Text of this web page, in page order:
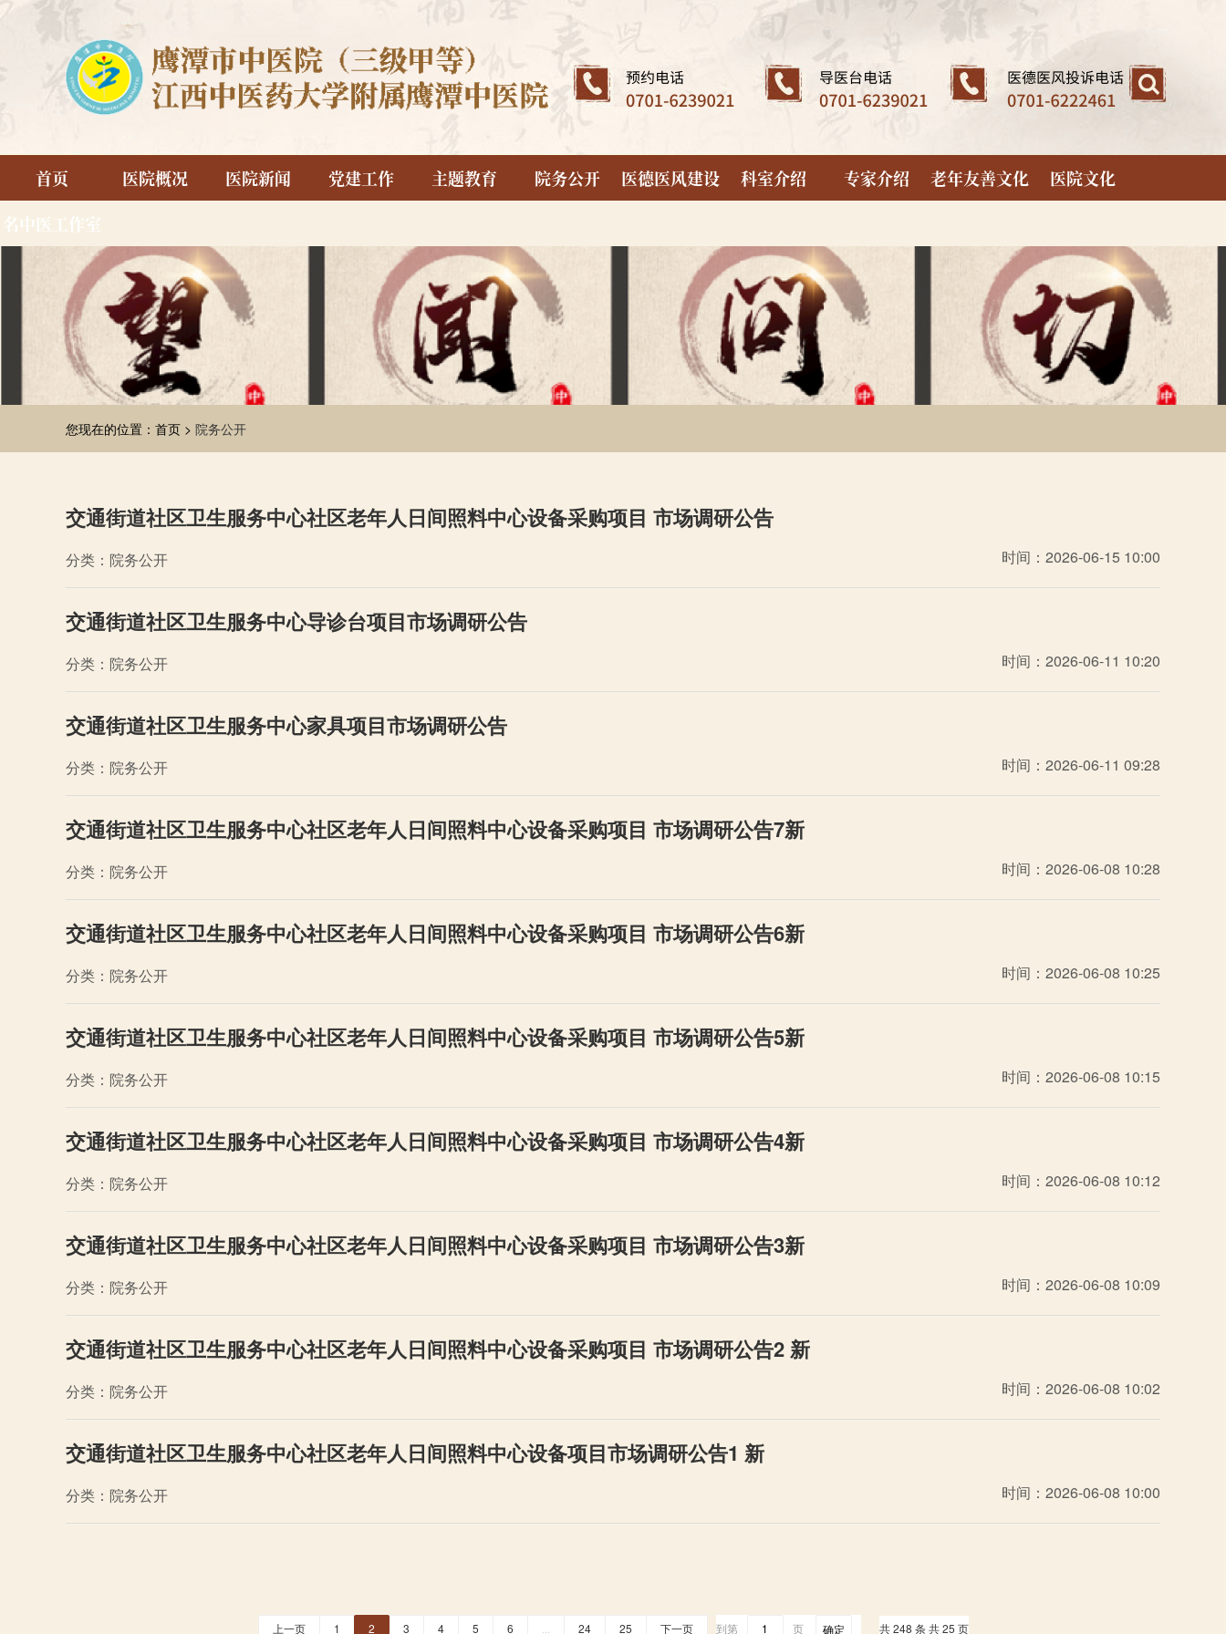
首页 医院概况 医院新闻 党建工作 主题教育 院务公开 医德医风建设 科室介绍 专家介绍 老年友善文化
医院文化
名中医工作室
您现在的位置：首页 > 院务公开
交通街道社区卫生服务中心社区老年人日间照料中心设备采购项目 市场调研公告
分类：院务公开 时间：2026-06-15 10:00
交通街道社区卫生服务中心导诊台项目市场调研公告
分类：院务公开 时间：2026-06-11 10:20
交通街道社区卫生服务中心家具项目市场调研公告
分类：院务公开 时间：2026-06-11 09:28
交通街道社区卫生服务中心社区老年人日间照料中心设备采购项目 市场调研公告7新
分类：院务公开 时间：2026-06-08 10:28
交通街道社区卫生服务中心社区老年人日间照料中心设备采购项目 市场调研公告6新
分类：院务公开 时间：2026-06-08 10:25
交通街道社区卫生服务中心社区老年人日间照料中心设备采购项目 市场调研公告5新
分类：院务公开 时间：2026-06-08 10:15
交通街道社区卫生服务中心社区老年人日间照料中心设备采购项目 市场调研公告4新
分类：院务公开 时间：2026-06-08 10:12
交通街道社区卫生服务中心社区老年人日间照料中心设备采购项目 市场调研公告3新
分类：院务公开 时间：2026-06-08 10:09
交通街道社区卫生服务中心社区老年人日间照料中心设备采购项目 市场调研公告2 新
分类：院务公开 时间：2026-06-08 10:02
交通街道社区卫生服务中心社区老年人日间照料中心设备项目市场调研公告1 新
分类：院务公开 时间：2026-06-08 10:00
上一页 1 2 3 4 5 6 24 25 下一页 到第 页 共 248 条 共 25 页